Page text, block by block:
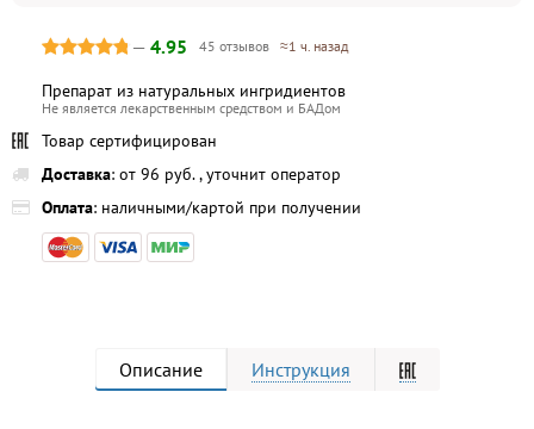
— 4.95 45 отзывов ≈1 ч. назад
Препарат из натуральных ингридиентов
Не является лекарственным средством и БАДом
Товар сертифицирован
Доставка: от 96 руб. , уточнит оператор
Оплата: наличными/картой при получении
Описание Инструкция